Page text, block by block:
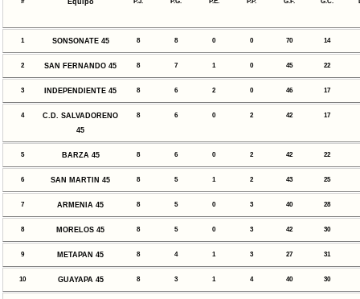
1 SONSONATE 45 8 8 0 0 70 14
2 SAN FERNANDO 45 8 7 1 0 45 22
3 INDEPENDIENTE 45 8 6 2 0 46 17
4
C.D. SALVADORENO
45
8 6 0 2 42 17
5 BARZA 45 8 6 0 2 42 22
6 SAN MARTIN 45 8 5 1 2 43 25
7 ARMENIA 45 8 5 0 3 40 28
8 MORELOS 45 8 5 0 3 42 30
9 METAPAN 45 8 4 1 3 27 31
10 GUAYAPA 45 8 3 1 4 40 30